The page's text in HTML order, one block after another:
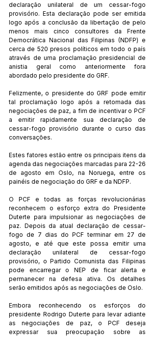
declaração unilateral de um cessar-fogo
provisório. Esta declaração pode ser emitida
logo após a conclusão da libertação de pelo
menos mais cinco consultores da Frente
Democrática Nacional das Filipinas (NDFP) e
cerca de 520 presos políticos em todo o país
através de uma proclamação presidencial de
anistia geral como anteriormente fora
abordado pelo presidente do GRF.
Felizmente, o presidente do GRF pode emitir
tal proclamação logo após a retomada das
negociações de paz, a fim de incentivar o PCF
a emitir rapidamente sua declaração de
cessar-fogo provisório durante o curso das
conversações.
Estes fatores estão entre os principais itens da
agenda das negociações marcadas para 22-26
de agosto em Oslo, na Noruega, entre os
painéis de negociação do GRF e da NDFP.
O PCF e todas as forças revolucionárias
reconhecem o esforço extra do Presidente
Duterte para impulsionar as negociações de
paz. Depois da atual declaração de cessar-
fogo de 7 dias do PCF terminar em 27 de
agosto, e até que este possa emitir uma
declaração unilateral de cessar-fogo
provisório, o Partido Comunista das Filipinas
pode encarregar o NEP de ficar alerta e
permanecer na defesa ativa. Os detalhes
serão emitidos após as negociações de Oslo.
Embora reconhecendo os esforços do
presidente Rodrigo Duterte para levar adiante
as negociações de paz, o PCF deseja
expressar sua preocupação sobre as